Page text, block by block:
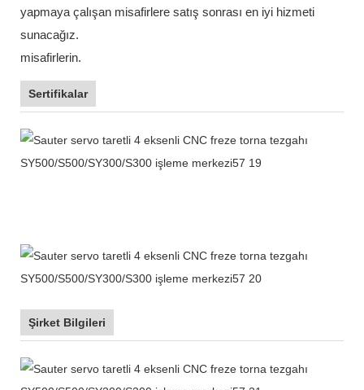
yapmaya çalışan misafirlere satış sonrası en iyi hizmeti
sunacağız.
misafirlerin.
Sertifikalar
Şirket Bilgileri